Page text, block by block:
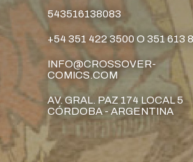
543516138083
+54 351 422 3500 O 351 613
INFO@CROSSOVER-
COMICS.COM
AV. GRAL. PAZ 174 LOCAL 5
CÓRDOBA - ARGENTINA